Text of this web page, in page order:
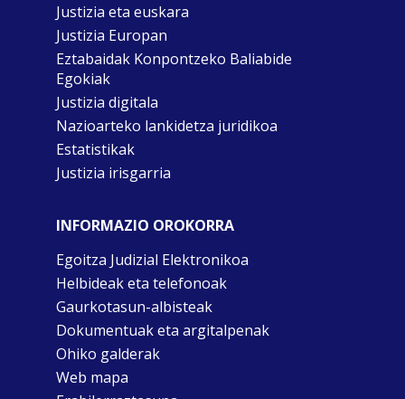
Justizia eta euskara
Justizia Europan
Eztabaidak Konpontzeko Baliabide
Egokiak
Justizia digitala
Nazioarteko lankidetza juridikoa
Estatistikak
Justizia irisgarria
INFORMAZIO OROKORRA
Egoitza Judizial Elektronikoa
Helbideak eta telefonoak
Gaurkotasun-albisteak
Dokumentuak eta argitalpenak
Ohiko galderak
Web mapa